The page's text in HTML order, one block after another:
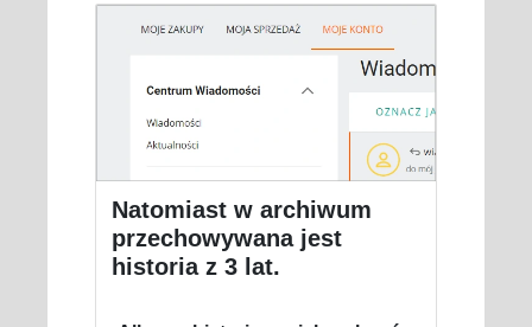
Natomiast w archiwum
przechowywana jest
historia z 3 lat.